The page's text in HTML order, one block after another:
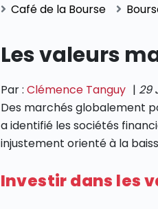
Café de la Bourse
Les valeurs
Par : Clémence Tanguy | 29
Des marchés globalement
a identifié les sociétés
injustement orienté à la
Investir dans les